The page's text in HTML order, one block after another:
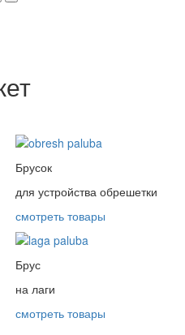
Брусок
для устройства обрешетки
смотреть товары
Брус
на лаги
смотреть товары